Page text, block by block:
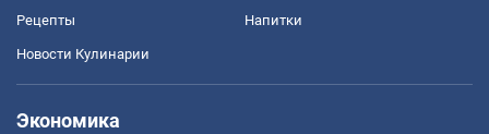
Рецепты Напитки
Новости Кулинарии
Экономика